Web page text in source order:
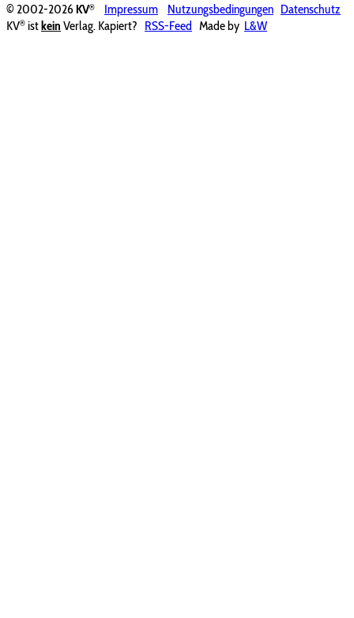
© 2002-2026KV® Impressum Nutzungsbedingungen Datenschutz
KV® ist kein Verlag. Kapiert? RSS-Feed Made by L&W